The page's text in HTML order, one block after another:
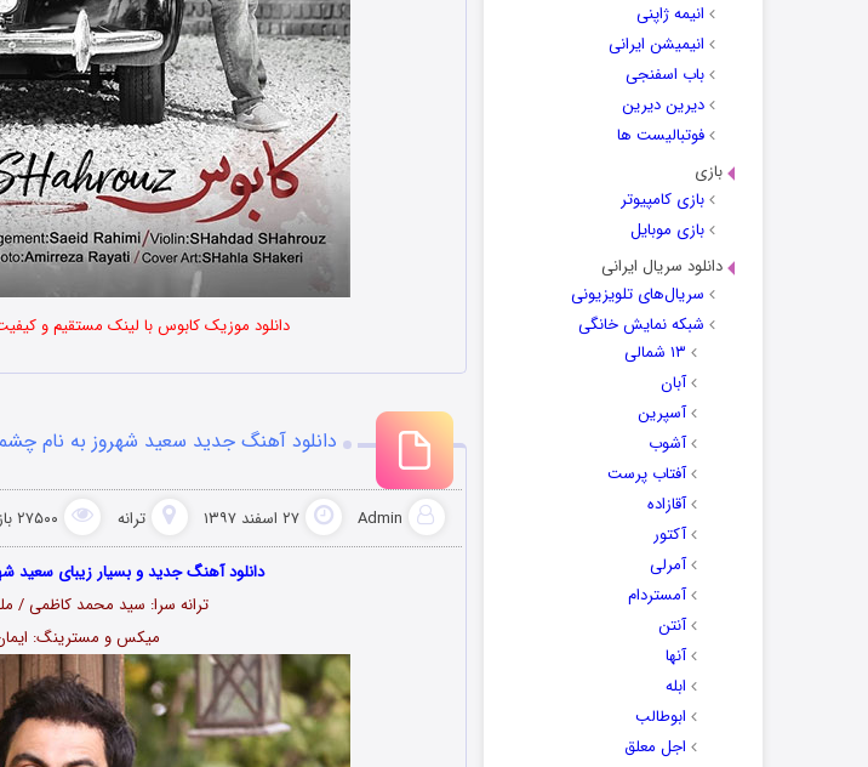
انیمه ژاپنی
انیمیشن ایرانی
باب اسفنجی
دیرین دیرین
فوتبالیست ها
بازی
بازی کامپیوتر
بازی موبایل
دانلود سریال ایرانی
سریال‌های تلویزیونی
شبکه نمایش خانگی
۱۳ شمالی
آبان
آسپرین
آشوب
آفتاب پرست
آقازاده
آکتور
آمرلی
آمستردام
آنتن
آنها
ابله
ابوطالب
اجل معلق
دانلود موزیک کابوس با لینک مستقیم و
دانلود آهنگ جدید سعید شهروز به نام
Admin ۲۷ اسفند ۱۳۹۷ ترانه ۲۷۵۰۰ بازدید
دانلود آهنگ جدید و بسیار زیبای سعید
ترانه سرا: سید محمد کاظمی /
میکس و مسترینگ: